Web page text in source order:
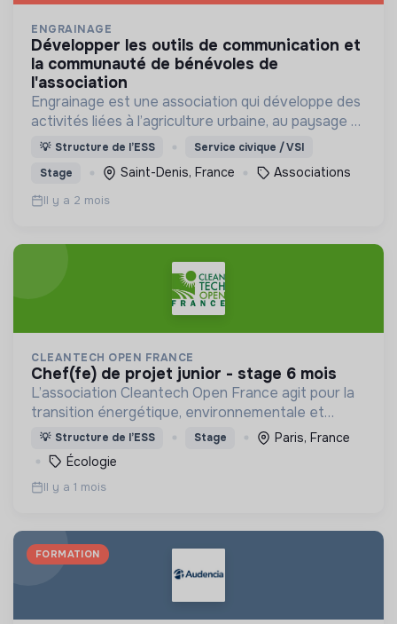
ENGRAINAGE
développer les outils de communication et
la communauté de bénévoles de
l'association
Engrainage est une association qui développe des
activités liées à l’agriculture urbaine, au paysage et
aux pratiques artistiques.
💡 Structure de l’ESS
Service civique / VSI
Stage
Saint-Denis, France Associations
Il y a 2 mois
CLEANTECH OPEN FRANCE
chef(fe) de projet junior - stage 6 mois
L’association Cleantech Open France agit pour la
transition énergétique, environnementale et
climatique par le développement des technologies
propres. Ecosystème de 650 entreprises éco-
innovantes.
💡 Structure de l’ESS Stage
Paris, France
Écologie
Il y a 1 mois
FORMATION